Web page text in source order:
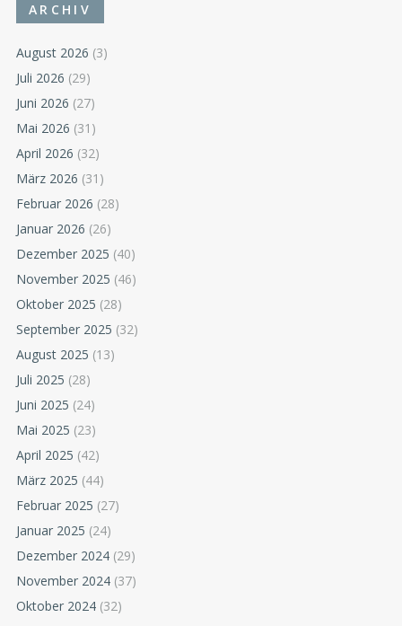
ARCHIV
August 2026 (3)
Juli 2026 (29)
Juni 2026 (27)
Mai 2026 (31)
April 2026 (32)
März 2026 (31)
Februar 2026 (28)
Januar 2026 (26)
Dezember 2025 (40)
November 2025 (46)
Oktober 2025 (28)
September 2025 (32)
August 2025 (13)
Juli 2025 (28)
Juni 2025 (24)
Mai 2025 (23)
April 2025 (42)
März 2025 (44)
Februar 2025 (27)
Januar 2025 (24)
Dezember 2024 (29)
November 2024 (37)
Oktober 2024 (32)